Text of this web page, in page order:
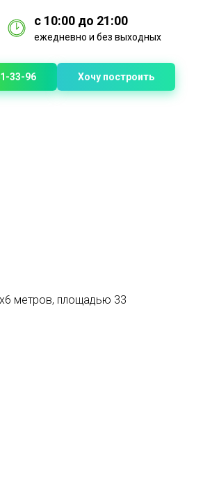
с 10:00 до 21:00
ежедневно и без выходных
33-96 Хочу построить
метров, площадью 33